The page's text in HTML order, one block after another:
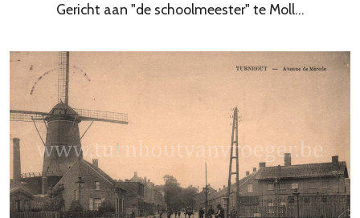
Gericht aan "de schoolmeester" te Moll...